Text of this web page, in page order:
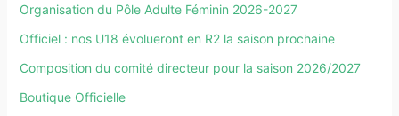
Organisation du Pôle Adulte Féminin 2026-2027
Officiel : nos U18 évolueront en R2 la saison prochaine
Composition du comité directeur pour la saison 2026/2027
Boutique Officielle